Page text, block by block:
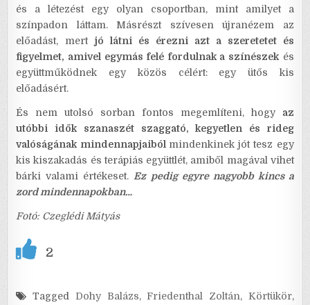
és a létezést egy olyan csoportban, mint amilyet a
színpadon láttam. Másrészt szívesen újranézem az
előadást, mertjó látni és érezni azt a szeretetet és
figyelmet, amivel egymás felé fordulnak a színészekés
együttműködnek egy közös célért: egy ütős kis
előadásért.
És nem utolsó sorban fontos megemlíteni, hogy az
utóbbi idők szanaszét szaggató, kegyetlen és rideg
valóságának mindennapjaiból mindenkinek jót tesz egy
kis kiszakadás és terápiás együttlét, amiből magával vihet
bárki valami értékeset.Ez pedig egyre nagyobb kincs a
zord mindennapokban…
Fotó: Czeglédi Mátyás
2
Tagged Dohy Balázs,Friedenthal Zoltán, Körtükör,